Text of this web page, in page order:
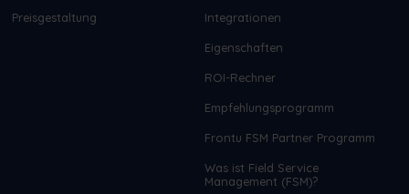
Preisgestaltung Integrationen
Eigenschaften
ROI-Rechner
Empfehlungsprogramm
Frontu FSM Partner Programm
Was ist Field Service
Management (FSM)?